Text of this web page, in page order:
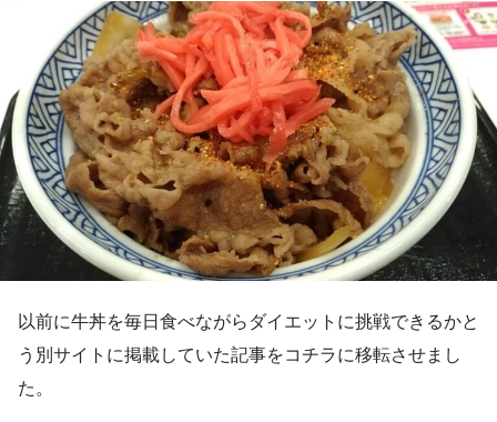
以前に牛丼を毎日食べながらダイエットに挑戦できるかと
う別サイトに掲載していた記事をコチラに移転させまし
た。